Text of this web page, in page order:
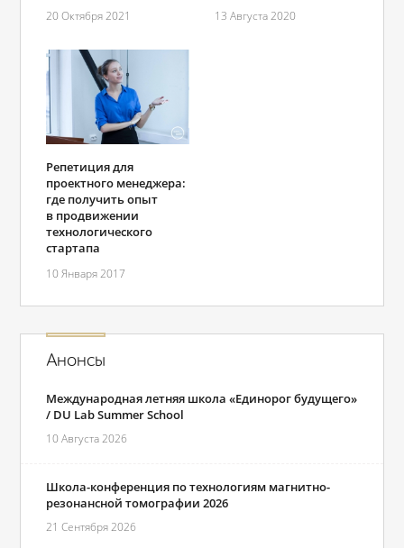
20 Октября 2021 13 Августа 2020
Репетиция для
проектного менеджера:
где получить опыт
в продвижении
технологического
стартапа
10 Января 2017
Анонсы
Международная летняя школа «Единорог будущего»
/ DU Lab Summer School
10 Августа 2026
Школа-конференция по технологиям магнитно-
резонансной томографии 2026
21 Сентября 2026